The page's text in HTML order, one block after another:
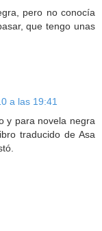
pero no conocía
que tengo unas
a las 19:41
y para novela negra
traducido de Asa